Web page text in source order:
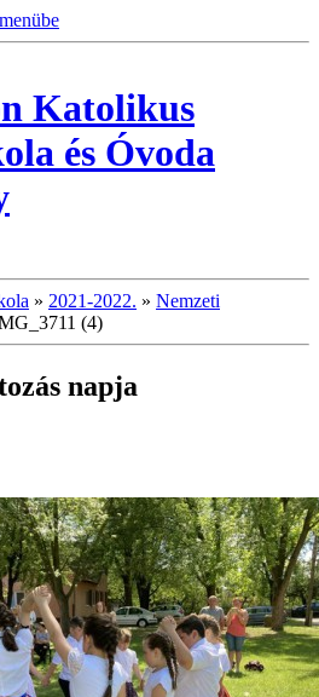
Katolikus
és Óvoda
» 2021-2022. » Nemzeti
(4)
napja